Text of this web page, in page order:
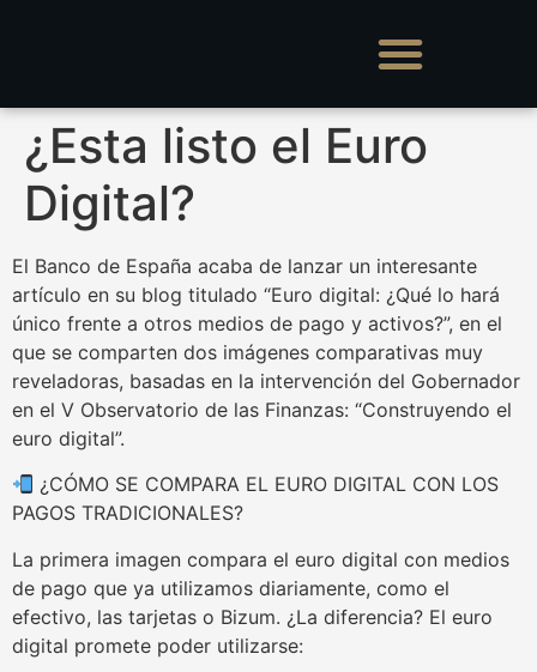
¿Esta listo el Euro
Digital?
El Banco de España acaba de lanzar un interesante
artículo en su blog titulado “Euro digital: ¿Qué lo hará
único frente a otros medios de pago y activos?”, en el
que se comparten dos imágenes comparativas muy
reveladoras, basadas en la intervención del Gobernador
en el V Observatorio de las Finanzas: “Construyendo el
euro digital”.
¿CÓMO SE COMPARA EL EURO DIGITAL CON LOS
PAGOS TRADICIONALES?
La primera imagen compara el euro digital con medios
de pago que ya utilizamos diariamente, como el
efectivo, las tarjetas o Bizum. ¿La diferencia? El euro
digital promete poder utilizarse: